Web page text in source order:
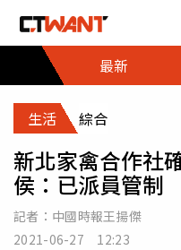
最新
生活 綜合
新北家禽合作社
侯：已派員管制
記者： 中國時報王揚傑
2021-06-27 12:23